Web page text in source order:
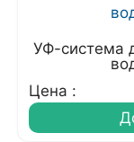
УФ-система
Цена :